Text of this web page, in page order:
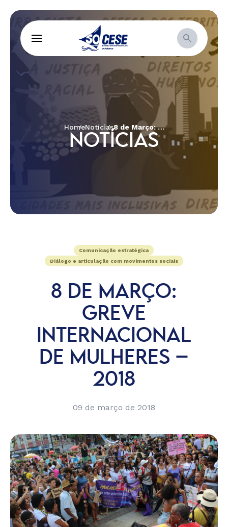
HomeNotícias 8 de Março: Greve Internacional de Mulheres – 2018
NOTÍCIAS
Comunicação estratégica
Diálogo e articulação com movimentos sociais
8 DE MARÇO:
GREVE
INTERNACIONAL
DE MULHERES –
2018
09 de março de 2018